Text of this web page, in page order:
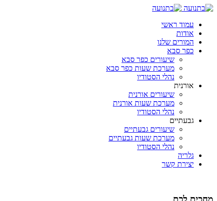
עמוד ראשי
אודות
המורים שלנו
כפר סבא
שיעורים כפר סבא
מערכת שעות כפר סבא
נהלי הסטודיו
אורנית
שיעורים אורנית
מערכת שעות אורנית
נהלי הסטודיו
גבעתיים
שיעורים גבעתיים
מערכת שעות גבעתיים
נהלי הסטודיו
גלריה
יצירת קשר